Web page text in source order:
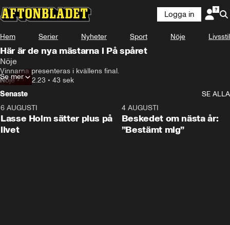
Logga in
Hem Serier Nyheter Sport Nöje Livsstil
Här är de nya mästarna i På spåret
Nöje
Vinnarna presenteras i kvällens final.
Nöje•17.02.23 • 43 sek
Se mer
Senaste
SE ALLA
6 AUGUSTI
Lasse Holm sätter plus på
livet
4 AUGUSTI
Beskedet om nästa år:
”Bestämt mig”